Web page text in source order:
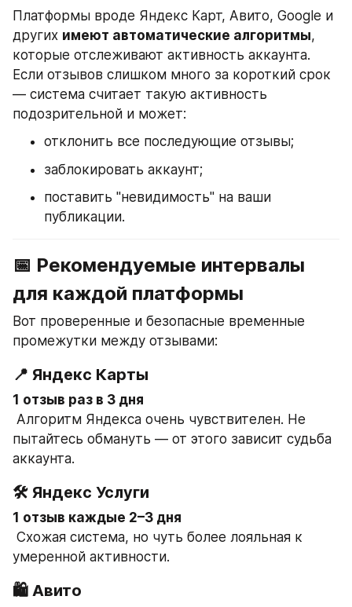
Платформы вроде Яндекс Карт, Авито, Google и
других имеют автоматические алгоритмы,
которые отслеживают активность аккаунта.
Если отзывов слишком много за короткий срок
— система считает такую активность
подозрительной и может:
отклонить все последующие отзывы;
заблокировать аккаунт;
поставить "невидимость" на ваши
публикации.
📅 Рекомендуемые интервалы
для каждой платформы
Вот проверенные и безопасные временные
промежутки между отзывами:
📍 Яндекс Карты
1 отзыв раз в 3 дня
пытайтесь обмануть — от этого зависит судьба
аккаунта.
🛠 Яндекс Услуги
1 отзыв каждые 2–3 дня
умеренной активности.
🛍 Авито